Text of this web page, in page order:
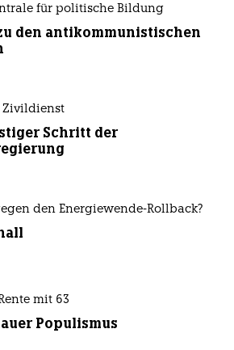
für politische Bildung
den antikommunistischen
Zivildienst
Schritt der
den Energiewende-Rollback?
mit 63
Populismus